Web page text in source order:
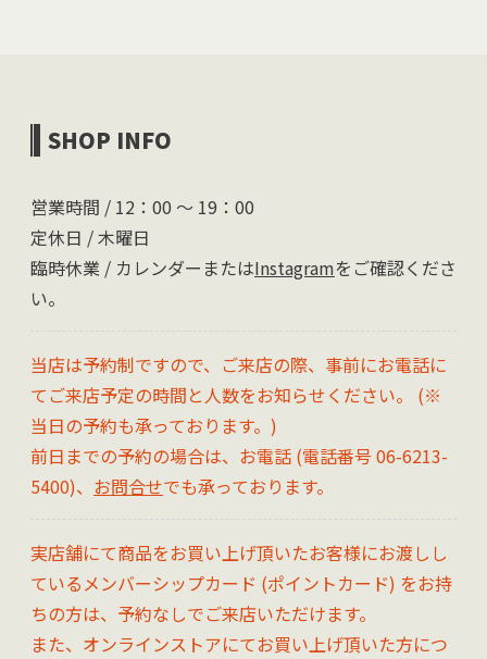
SHOP INFO
営業時間 / 12：00 〜 19：00
定休日 / 木曜日
臨時休業 / カレンダーまたはInstagramをご確認くださ
い。
当店は予約制ですので、ご来店の際、事前にお電話に
てご来店予定の時間と人数をお知らせください。 (※
当日の予約も承っております。)
前日までの予約の場合は、お電話 (電話番号 06-6213-
5400)、 お問合せでも承っております。
実店舗にて商品をお買い上げ頂いたお客様にお渡しし
ているメンバーシップカード (ポイントカード) をお持
ちの方は、予約なしでご来店いただけます。
また、オンラインストアにてお買い上げ頂いた方につ